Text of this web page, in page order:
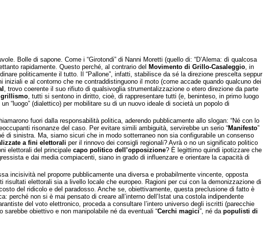
Bolle di sapone. Come i “Girotondi” di Nanni Moretti (quello di: “D’Alema: dì qualcosa
rapidamente. Questo perché, al contrario del Movimento di Grillo-Casaleggio, in
politicamente il tutto. Il “Pallone”, infatti, stabilisce da sé la direzione prescelta seppur
e al contorno che ne contraddistinguono il moto (come accade quando qualcuno dei
, trovo coerente il suo rifiuto di qualsivoglia strumentalizzazione o etero direzione da parte
grillismo, tutti si sentono in diritto, cioè, di rappresentare tutti (e, beninteso, in primo luogo
“luogo” (dialettico) per mobilitare su di un nuovo ideale di società un popolo di
fuori dalla responsabilità politica, aderendo pubblicamente allo slogan: “Né con lo
risonanze del caso. Per evitare simili ambiguità, servirebbe un serio “Manifesto”
di sinistra. Ma, siamo sicuri che in modo sotterraneo non sia configurabile un consenso
afini elettorali per il rinnovo dei consigli regionali? Avrà o no un significato politico
elettorali del principale capo politico dell’opposizione? È legittimo quindi ipotizzare che
e dai media compiacenti, siano in grado di influenzare e orientare la capacità di
incisività nel proporre pubblicamente una diversa e probabilmente vincente, opposta
risultati elettorali sia a livello locale che europeo. Ragioni per cui con la demonizzazione di
del ridicolo e del paradosso. Anche se, obiettivamente, questa preclusione di fatto è
non si è mai pensato di creare all’interno dell’Istat una costola indipendente
del voto elettronico, proceda a consultare l’intero universo degli iscritti (parecchie
obiettivo e non manipolabile né da eventuali “Cerchi magici”, né da populisti di